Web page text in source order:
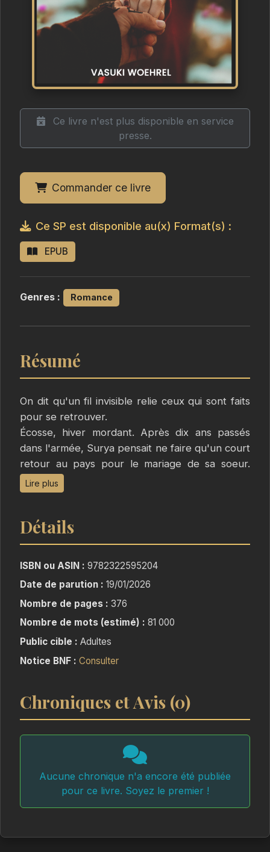
Ce livre n'est plus disponible en service
presse.
Commander ce livre
Ce SP est disponible au(x) Format(s) :
EPUB
Genres : Romance
Résumé
On dit qu'un fil invisible relie ceux qui sont faits
pour se retrouver.
Écosse, hiver mordant. Après dix ans passés
dans l'armée, Surya pensait ne faire qu'un court
retour au pays pour le mariage de sa soeur.
Mais entre le manoir familial balayé par le vent,
les traditions mêlant leurs origines écossaises et
passe comme prévu. Et puis il y a Effie. L'amie
d'enfance de sa cadette, devenue femme,
unissait autrefois semble prêt à renaître. Plus
profond, plus troublant.
Entre émotions retenues, secrets enfouis et
paysages à couper le souffle, Surya et Effie se
retrouvent pris dans un tourbillon où passé et
Un slowburn intense, entre ennemie to lovers,
qui ne se rompt jamais vraiment.
Lire plus
Détails
ISBN ou ASIN : 9782322595204
Date de parution : 19/01/2026
Nombre de pages : 376
Nombre de mots (estimé) : 81 000
Public cible : Adultes
Notice BNF : Consulter
Chroniques et Avis (0)
Aucune chronique n'a encore été publiée
pour ce livre. Soyez le premier !